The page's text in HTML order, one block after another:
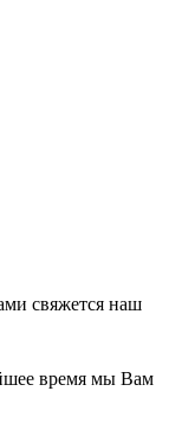
свяжется наш
время мы Вам